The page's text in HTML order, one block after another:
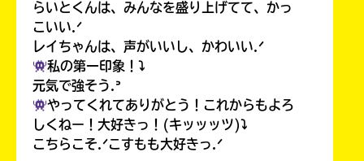
らいとくんは、みんなを盛り上げてて、かっ
こいい.ᐟ
レイちゃんは、声がいいし、かわいい.ᐟ
私の第一印象！⤵︎
元気で強そう.ᐣ
やってくれてありがとう！これからもよろ
しくねー！大好きっ！(キッッッツ)⤵︎
こちらこそ.ᐟこすもも大好きっ.ᐟ